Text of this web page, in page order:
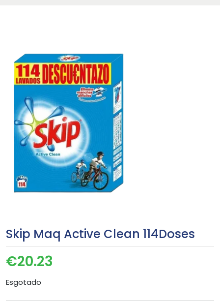
Skip Maq Active Clean 114Doses
€20.23
Esgotado